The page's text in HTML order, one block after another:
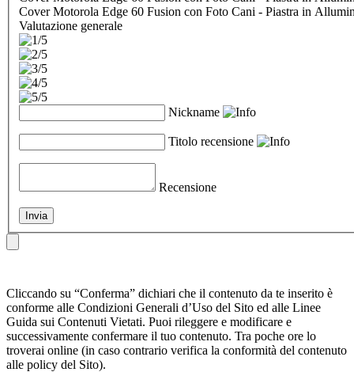
Cover Motorola Edge 60 Fusion con Foto Cani - Piastra in
Valutazione generale
Nickname
Titolo recensione
Recensione
Invia
Cliccando su “Conferma” dichiari che il contenuto da te inserito è
conforme alle Condizioni Generali d’Uso del Sito ed alle Linee
Guida sui Contenuti Vietati. Puoi rileggere e modificare e
successivamente confermare il tuo contenuto. Tra poche ore lo
troverai online (in caso contrario verifica la conformità del contenuto
alle policy del Sito).